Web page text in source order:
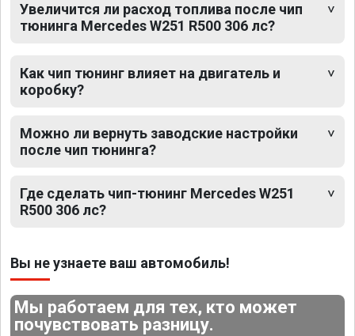
Увеличится ли расход топлива после чип
тюнинга Mercedes W251 R500 306 лс?
Как чип тюнинг влияет на двигатель и
коробку?
Можно ли вернуть заводские настройки
после чип тюнинга?
Где сделать чип-тюнинг Mercedes W251
R500 306 лс?
Вы не узнаете ваш автомобиль!
Мы работаем для тех, кто может
почувствовать разницу.